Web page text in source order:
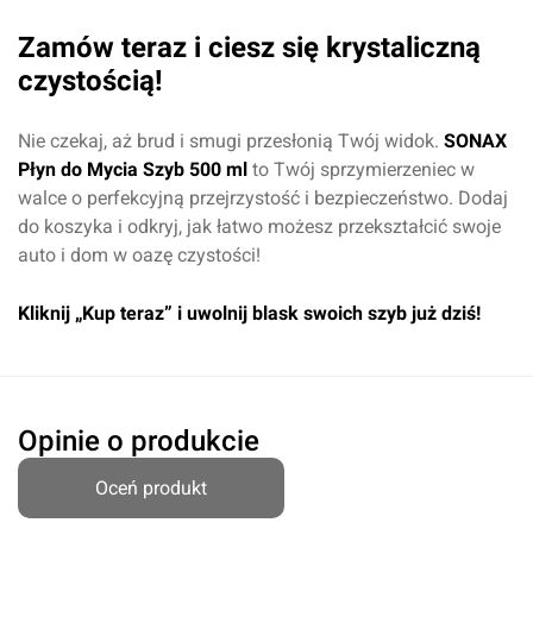
Zamów teraz i ciesz się krystaliczną
czystością!
Nie czekaj, aż brud i smugi przesłonią Twój widok. SONAX
Płyn do Mycia Szyb 500 ml to Twój sprzymierzeniec w
walce o perfekcyjną przejrzystość i bezpieczeństwo. Dodaj
do koszyka i odkryj, jak łatwo możesz przekształcić swoje
auto i dom w oazę czystości!
Kliknij „Kup teraz” i uwolnij blask swoich szyb już dziś!
Opinie o produkcie
Oceń produkt